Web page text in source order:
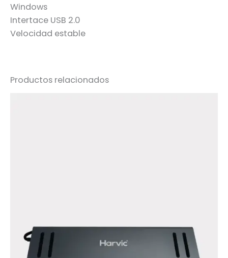
Windows
Intertace USB 2.0
Velocidad estable
Productos relacionados